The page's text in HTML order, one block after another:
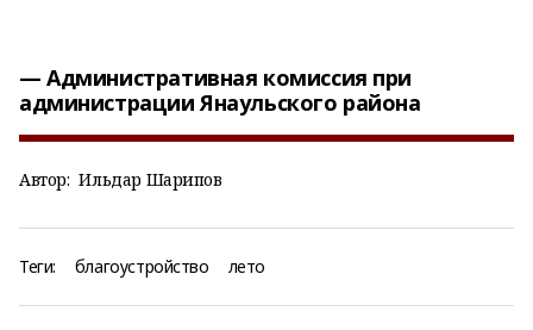
Административная комиссия при
администрации Янаульского района
Автор: Ильдар Шарипов
Теги: благоустройство лето